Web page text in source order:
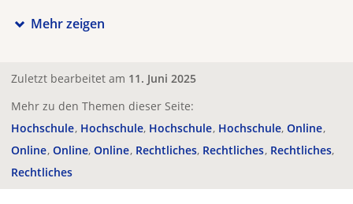
Mehr zeigen
Zuletzt bearbeitet am 11. Juni 2025
Mehr zu den Themen dieser Seite:
Hochschule Hochschule Hochschule Hochschule Online
Online Online Online Rechtliches Rechtliches Rechtliches
Rechtliches